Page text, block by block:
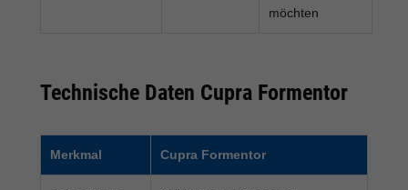
möchten
Technische Daten Cupra Formentor
Merkmal Cupra Formentor